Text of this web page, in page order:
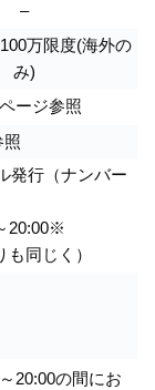
–
万限度(海外の
み)
ージ参照
照
発行（ナンバー
20:00※
同じく）
20:00の間にお